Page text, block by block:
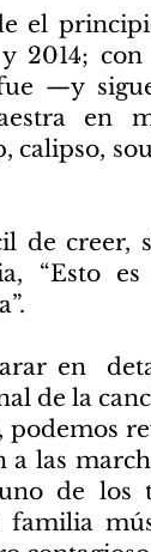
el
2014;
—y
en
calipso,
de creer,
“Esto
en
de la
podemos
a las
de los